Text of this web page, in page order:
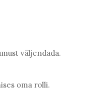
väljendada.
oma rolli.